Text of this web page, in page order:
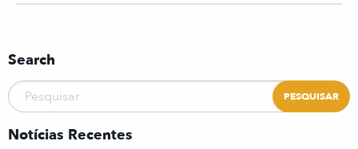
Search
Notícias Recentes